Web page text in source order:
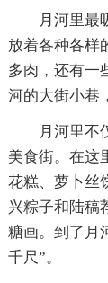
月河里最
放着各种各样
多肉，还有一
河的大街小巷
月河里不
美食街。在这
花糕、萝卜丝
兴粽子和陆稿
糖画。到了月
千尺”。